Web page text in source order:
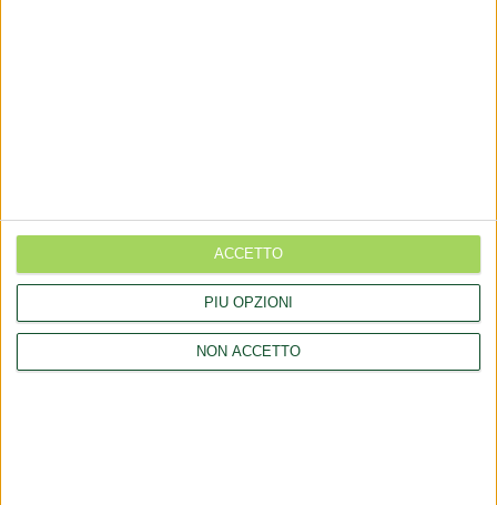
PIÙ OPZIONI
NON ACCETTO
ACCETTO
LINK
Collaborations
Consulting